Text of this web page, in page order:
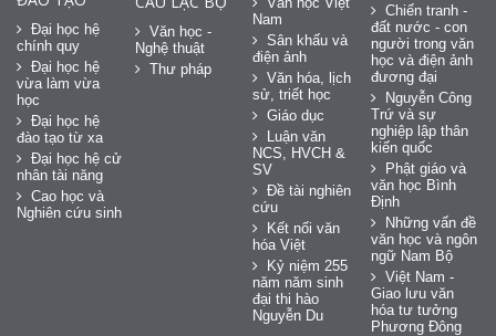
Đại học hệ
chính quy
Đại học hệ
vừa làm vừa
học
Đại học hệ
đào tạo từ xa
Đại học hệ cử
nhân tài năng
Cao học và
Nghiên cứu sinh
Văn học -
Nghệ thuật
Thư pháp
Nam
Sân khấu và
điện ảnh
Văn hóa, lịch
sử, triết học
Giáo dục
Luận văn
NCS, HVCH &
SV
Đề tài nghiên
cứu
Kết nối văn
hóa Việt
Kỷ niệm 255
năm năm sinh
đại thi hào
Nguyễn Du
Chiến tranh -
đất nước - con
người trong văn
học và điện ảnh
đương đại
Nguyễn Công
Trứ và sự
nghiệp lập thân
kiến quốc
Phật giáo và
văn học Bình
Định
Những vấn đề
văn học và ngôn
ngữ Nam Bộ
Việt Nam -
Giao lưu văn
hóa tư tưởng
Phương Đông